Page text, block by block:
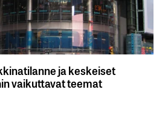
ja keskeiset
vaikuttavat teemat